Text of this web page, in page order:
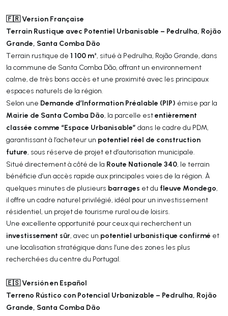
🇫🇷 Version Française
Terrain Rustique avec Potentiel Urbanisable – Pedrulha, Rojão
Grande, Santa Comba Dão
Terrain rustique de 1 100 m², situé à Pedrulha, Rojão Grande, dans
la commune de Santa Comba Dão, offrant un environnement
calme, de très bons accès et une proximité avec les principaux
espaces naturels de la région.
Selon une Demande d’Information Préalable (PIP) émise par la
Mairie de Santa Comba Dão, la parcelle estentièrement
classée comme “Espace Urbanisable” dans le cadre du PDM,
garantissant à l’acheteur un potentiel réel de construction
future, sous réserve de projet et d’autorisation municipale.
Situé directement à côté de la Route Nationale 340, le terrain
bénéficie d’un accès rapide aux principales voies de la région. À
quelques minutes de plusieurs barrages et du fleuve Mondego,
il offre un cadre naturel privilégié, idéal pour un investissement
résidentiel, un projet de tourisme rural ou de loisirs.
Une excellente opportunité pour ceux qui recherchent un
investissement sûr, avec un potentiel urbanistique confirmé et
une localisation stratégique dans l’une des zones les plus
recherchées du centre du Portugal.
🇪🇸 Versión en Español
Terreno Rústico con Potencial Urbanizable – Pedrulha, Rojão
Grande, Santa Comba Dão